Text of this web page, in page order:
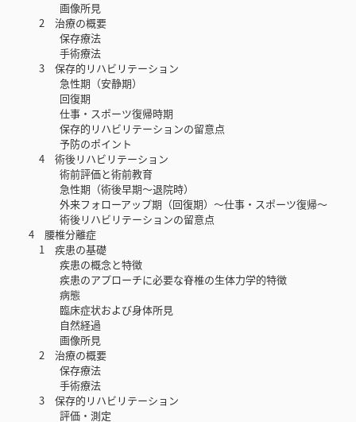
画像所見
2 治療の概要
保存療法
手術療法
3 保存的リハビリテーション
急性期（安静期）
回復期
仕事・スポーツ復帰時期
保存的リハビリテーションの留意点
予防のポイント
4 術後リハビリテーション
術前評価と術前教育
急性期（術後早期～退院時）
外来フォローアップ期（回復期）～仕事・スポーツ復帰～
術後リハビリテーションの留意点
4 腰椎分離症
1 疾患の基礎
疾患の概念と特徴
疾患のアプローチに必要な脊椎の生体力学的特徴
病態
臨床症状および身体所見
自然経過
画像所見
2 治療の概要
保存療法
手術療法
3 保存的リハビリテーション
評価・測定